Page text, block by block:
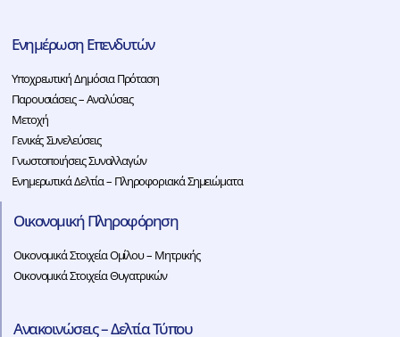
Ενημέρωση Επενδυτών
Υποχρεωτική Δημόσια Πρόταση
Παρουσιάσεις – Αναλύσεις
Μετοχή
Γενικές Συνελεύσεις
Γνωστοποιήσεις Συναλλαγών
Ενημερωτικά Δελτία – Πληροφοριακά Σημειώματα
Οικονομική Πληροφόρηση
Οικονομικά Στοιχεία Ομίλου – Μητρικής
Οικονομικά Στοιχεία Θυγατρικών
Ανακοινώσεις – Δελτία Τύπου